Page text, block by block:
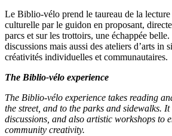
Le Biblio-vélo prend le taureau de la lecture
culturelle par le guidon en proposant,
parcs et sur les trottoirs, une échappée
discussions mais aussi des ateliers d’arts in
créativités individuelles et communautaires.
The Biblio-vélo experience
The Biblio-vélo experience takes reading
the street, and to the parks and sidewalks. It
discussions, and also artistic workshops to
community creativity.